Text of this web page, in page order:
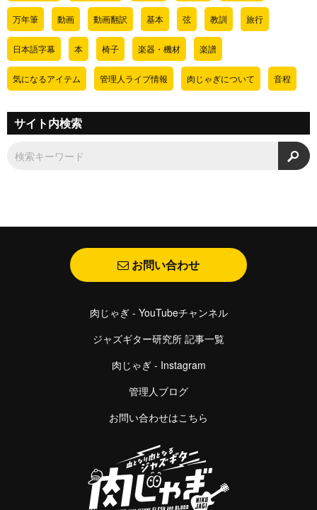
万年筆 動画 動画翻訳 基本 弦 教訓 旅行
日本語字幕 本 椅子 楽器・機材 楽譜
気になるアイテム 管理人ライブ情報 肉じゃぎについて 音程
サイト内検索
検
お問い合わせ
肉じゃぎ - YouTubeチャンネル
ジャズギター研究所 記事一覧
肉じゃぎ - Instagram
管理人ブログ
お問い合わせはこちら